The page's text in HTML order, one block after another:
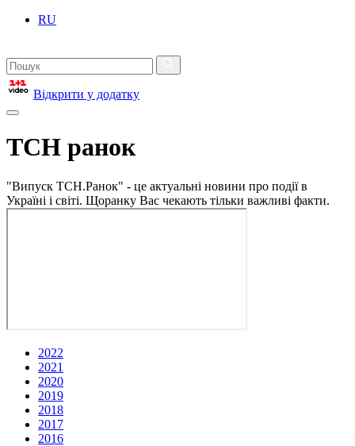
RU
Відкрити у додатку
ТСН ранок
"Випуск ТСН.Ранок" - це актуальні новини про події в
Україні і світі. Щоранку Вас чекають тільки важливі факти.
2022
2021
2020
2019
2018
2017
2016